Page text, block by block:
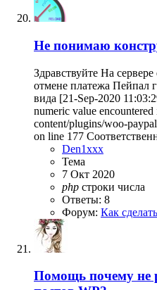
Не понимаю
Здравствуйте На
отмене платежа Пейпал
вида [21-Sep-2020
numeric value
content/plugins/woo-
on line 177
Den1xxx
Тема
7 Окт 2020
php строки числа
Ответы: 8
Форум: Как
Помощь почему не